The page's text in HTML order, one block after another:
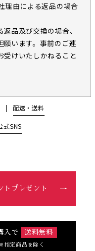
理由による返品の場合
品及び交換の場合、
願います。事前のご連
受けいたしかねること
配送・送料
式SNS
トプレゼント
入で 送料無料
定商品を除く